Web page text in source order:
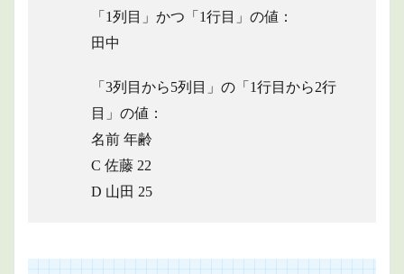
「1列目」かつ「1行目」の値：
田中
「3列目から5列目」の「1行目から2行
目」の値：
名前 年齢
C 佐藤 22
D 山田 25